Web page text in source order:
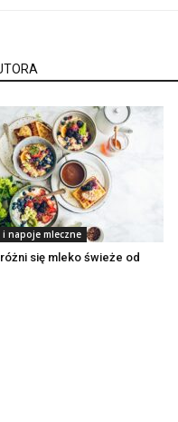
i napoje mleczne
się mleko świeże od